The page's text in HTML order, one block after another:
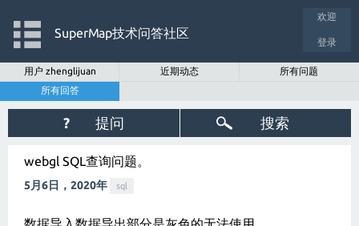
欢迎
登录
SuperMap技术问答社区
用户 zhenglijuan 近期动态
所有问题
所有回答
? 提问 搜索
webgl SQL查询问题。
5月6日，2020年 sql